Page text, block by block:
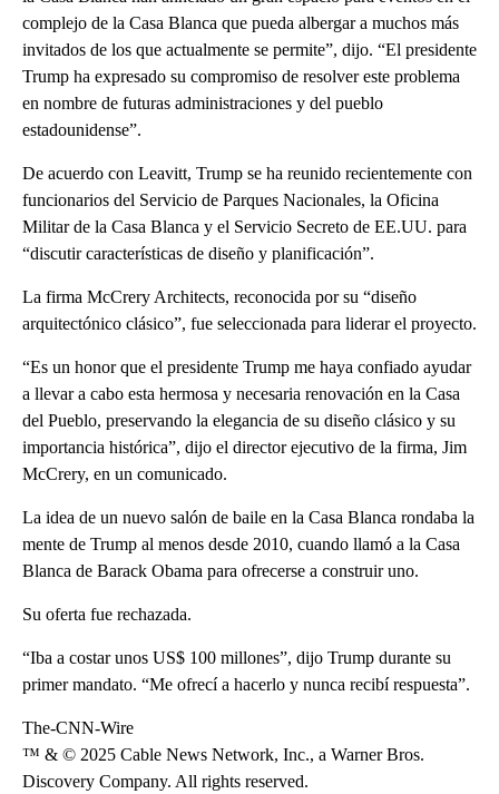
complejo de la Casa Blanca que pueda albergar a muchos más
invitados de los que actualmente se permite”, dijo. “El presidente
Trump ha expresado su compromiso de resolver este problema
en nombre de futuras administraciones y del pueblo
estadounidense”.
De acuerdo con Leavitt, Trump se ha reunido recientemente con
funcionarios del Servicio de Parques Nacionales, la Oficina
Militar de la Casa Blanca y el Servicio Secreto de EE.UU. para
“discutir características de diseño y planificación”.
La firma McCrery Architects, reconocida por su “diseño
arquitectónico clásico”, fue seleccionada para liderar el proyecto.
“Es un honor que el presidente Trump me haya confiado ayudar
a llevar a cabo esta hermosa y necesaria renovación en la Casa
del Pueblo, preservando la elegancia de su diseño clásico y su
importancia histórica”, dijo el director ejecutivo de la firma, Jim
McCrery, en un comunicado.
La idea de un nuevo salón de baile en la Casa Blanca rondaba la
mente de Trump al menos desde 2010, cuando llamó a la Casa
Blanca de Barack Obama para ofrecerse a construir uno.
Su oferta fue rechazada.
“Iba a costar unos US$ 100 millones”, dijo Trump durante su
primer mandato. “Me ofrecí a hacerlo y nunca recibí respuesta”.
The-CNN-Wire
™ & © 2025 Cable News Network, Inc., a Warner Bros.
Discovery Company. All rights reserved.